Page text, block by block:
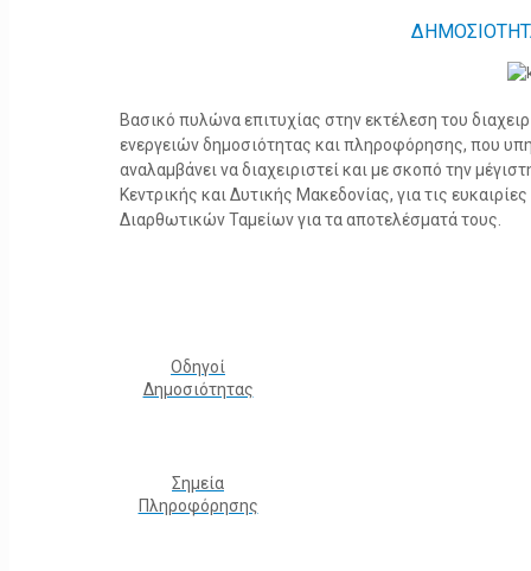
Βασικό πυλώνα επιτυχίας στην εκτέλεση του
ενεργειών δημοσιότητας και πληροφόρησης, που
αναλαμβάνει να διαχειριστεί και με σκοπό την
Κεντρικής και Δυτικής Μακεδονίας, για τις
Διαρθωτικών Ταμείων για τα αποτελέσματά τους.
Οδηγοί
Δημοσιότητας
Σημεία
Πληροφόρησης